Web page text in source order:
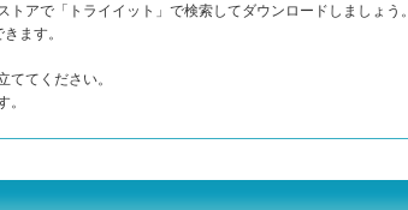
トアで「トライイット」で検索してダウンロードしましょう。
ます。
ててください。
。